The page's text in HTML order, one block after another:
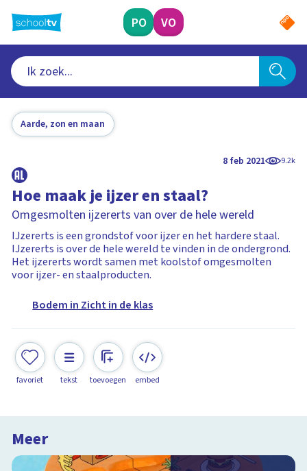
naar
hoofdinhoud
PO VO
Aarde, zon en maan
8 feb 2021 9.2k
Hoe maak je ijzer en staal?
Omgesmolten ijzererts van over de hele wereld
IJzererts is een grondstof voor ijzer en het hardere staal.
IJzererts is over de hele wereld te vinden in de ondergrond.
Het ijzererts wordt samen met koolstof omgesmolten
voor ijzer- en staalproducten.
Bodem in Zicht in de klas
favoriet tekst toevoegen embed
Meer